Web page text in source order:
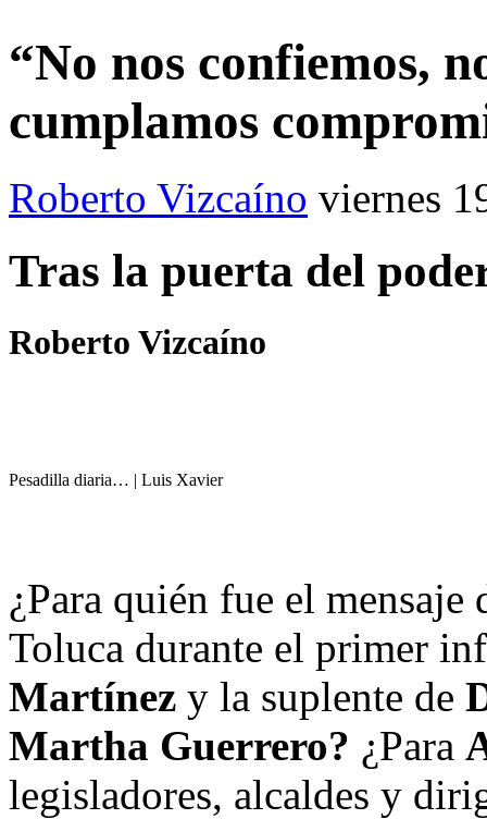
“No nos confiemos,
cumplamos
Roberto Vizcaíno viernes
Tras la puerta del
Roberto Vizcaíno
Pesadilla diaria… | Luis Xavier
¿Para quién fue el mensaje
Toluca durante el primer
Martínez y la suplente de
Martha Guerrero? ¿Para
legisladores, alcaldes y